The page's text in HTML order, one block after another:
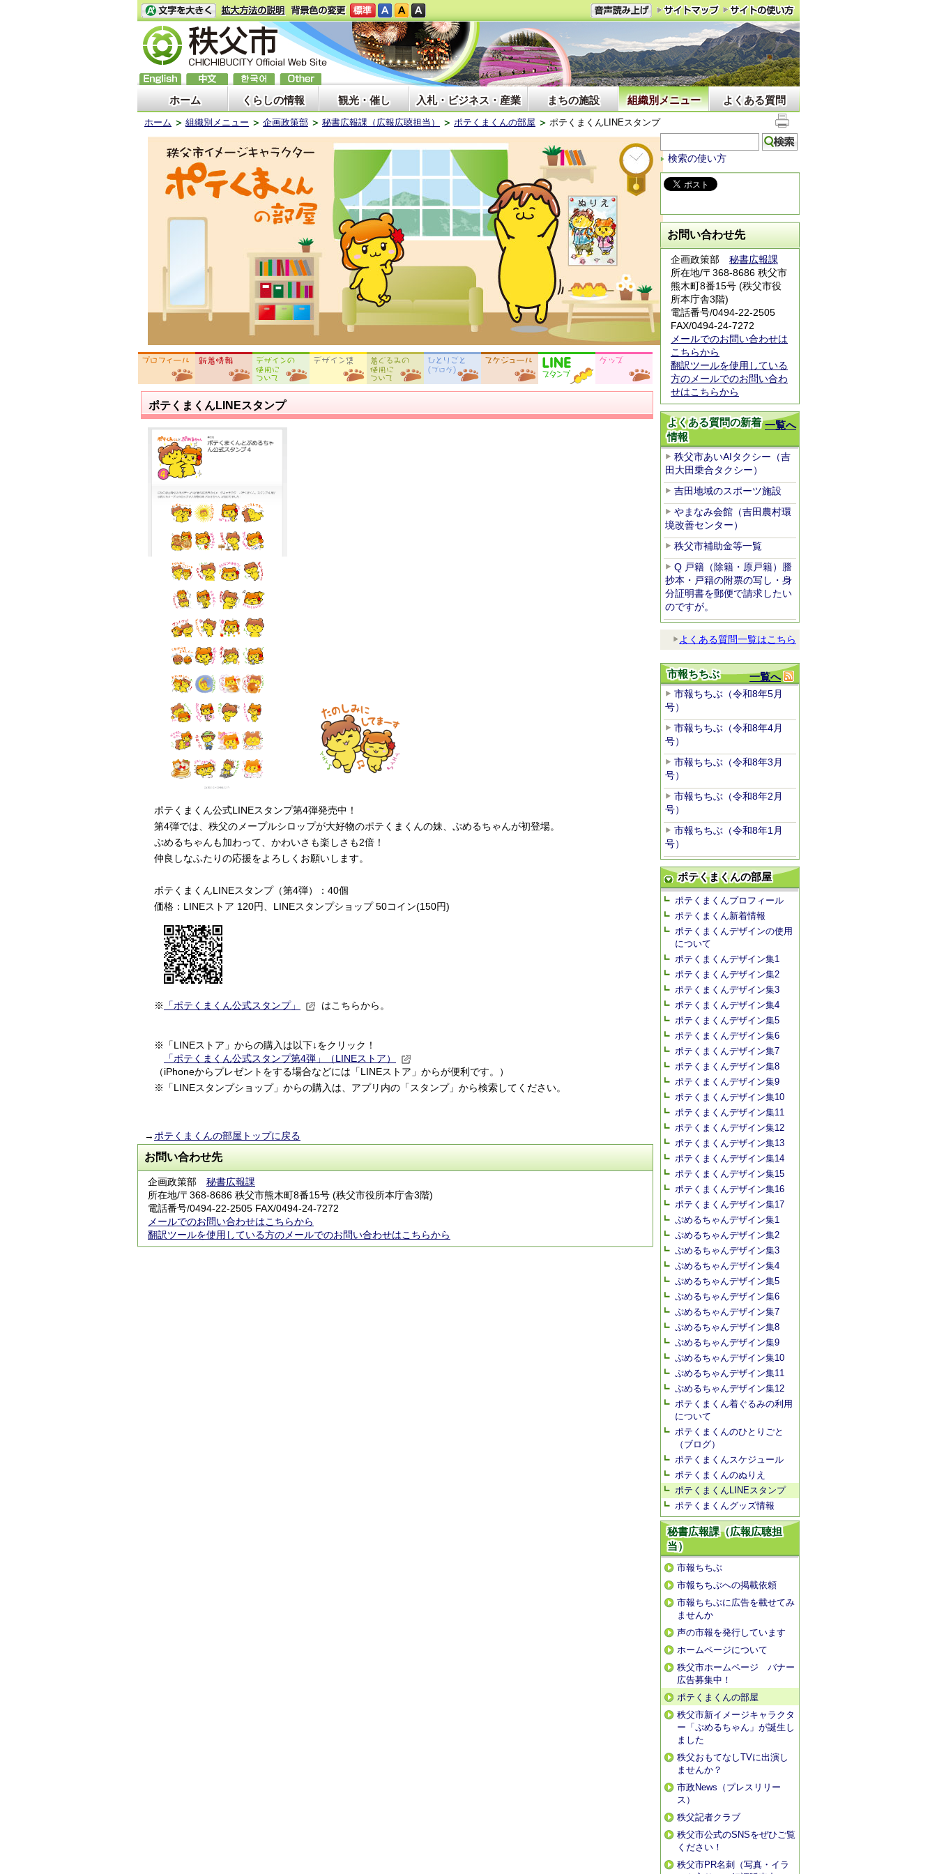
ホーム くらしの情報 観光・催し 入札・ビジネス・産業 まちの施設 組織別メニュー よくある質問
ホーム 組織別メニュー 企画政策部 秘書広報課（広報広聴担当） ポテくまくんの部屋 ポテくまくんLINEスタンプ
ポテくまくんLINEスタンプ
ポテくまくん公式LINEスタンプ第4弾発売中！
第4弾では、秩父のメープルシロップが大好物のポテくまくんの妹、ぷめるちゃんが初登場。
ぷめるちゃんも加わって、かわいさも楽しさも2倍！
仲良しなふたりの応援をよろしくお願いします。
ポテくまくんLINEスタンプ（第4弾）：40個
価格：LINEストア 120円、LINEスタンプショップ 50コイン(150円)
※ 「ポテくまくん公式スタンプ」 はこちらから。
※「LINEストア」からの購入は以下↓をクリック！
「ポテくまくん公式スタンプ第4弾」（LINEストア）
（iPhoneからプレゼントをする場合などには「LINEストア」からが便利です。）
※「LINEスタンプショップ」からの購入は、アプリ内の「スタンプ」から検索してください。
→ ポテくまくんの部屋トップに戻る
お問い合わせ先
企画政策部 秘書広報課
所在地/〒368-8686 秩父市熊木町8番15号 (秩父市役所本庁舎3階)
電話番号/0494-22-2505 FAX/0494-24-7272
メールでのお問い合わせはこちらから
翻訳ツールを使用している方のメールでのお問い合わせはこちらから
検索の使い方
お問い合わせ先
企画政策部 秘書広報課
所在地/〒368-8686 秩父市
熊木町8番15号 (秩父市役
所本庁舎3階)
電話番号/0494-22-2505
FAX/0494-24-7272
メールでのお問い合わせは
こちらから
翻訳ツールを使用している
方のメールでのお問い合わ
せはこちらから
一覧へ
よくある質問の新着
情報
秩父市あいAIタクシー（吉
田大田乗合タクシー）
吉田地域のスポーツ施設
やまなみ会館（吉田農村環
境改善センター）
秩父市補助金等一覧
Q 戸籍（除籍・原戸籍）謄
抄本・戸籍の附票の写し・身
分証明書を郵便で請求したい
のですが。
よくある質問一覧はこちら
一覧へ
市報ちちぶ
市報ちちぶ（令和8年5月
号）
市報ちちぶ（令和8年4月
号）
市報ちちぶ（令和8年3月
号）
市報ちちぶ（令和8年2月
号）
市報ちちぶ（令和8年1月
号）
ポテくまくんの部屋
ポテくまくんプロフィール
ポテくまくん新着情報
ポテくまくんデザインの使用
について
ポテくまくんデザイン集1
ポテくまくんデザイン集2
ポテくまくんデザイン集3
ポテくまくんデザイン集4
ポテくまくんデザイン集5
ポテくまくんデザイン集6
ポテくまくんデザイン集7
ポテくまくんデザイン集8
ポテくまくんデザイン集9
ポテくまくんデザイン集10
ポテくまくんデザイン集11
ポテくまくんデザイン集12
ポテくまくんデザイン集13
ポテくまくんデザイン集14
ポテくまくんデザイン集15
ポテくまくんデザイン集16
ポテくまくんデザイン集17
ぷめるちゃんデザイン集1
ぷめるちゃんデザイン集2
ぷめるちゃんデザイン集3
ぷめるちゃんデザイン集4
ぷめるちゃんデザイン集5
ぷめるちゃんデザイン集6
ぷめるちゃんデザイン集7
ぷめるちゃんデザイン集8
ぷめるちゃんデザイン集9
ぷめるちゃんデザイン集10
ぷめるちゃんデザイン集11
ぷめるちゃんデザイン集12
ポテくまくん着ぐるみの利用
について
ポテくまくんのひとりごと
（ブログ）
ポテくまくんスケジュール
ポテくまくんのぬりえ
ポテくまくんLINEスタンプ
ポテくまくんグッズ情報
秘書広報課（広報広聴担
当）
市報ちちぶ
市報ちちぶへの掲載依頼
市報ちちぶに広告を載せてみ
ませんか
声の市報を発行しています
ホームページについて
秩父市ホームページ バナー
広告募集中！
ポテくまくんの部屋
秩父市新イメージキャラクタ
ー「ぷめるちゃん」が誕生し
ました
秩父おもてなしTVに出演し
ませんか？
市政News（プレスリリー
ス）
秩父記者クラブ
秩父市公式のSNSをぜひご覧
ください！
秩父市PR名刺（写真・イラ